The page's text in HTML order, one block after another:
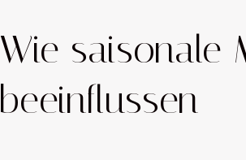
Wie saisonale
beeinflussen